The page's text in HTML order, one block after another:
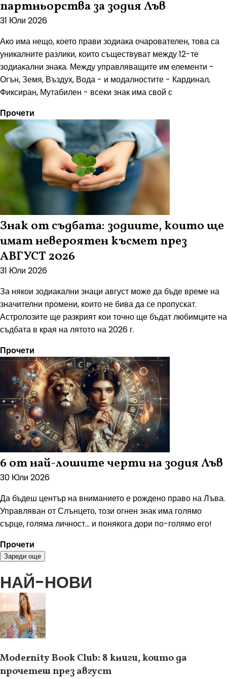
партньорства за зодия Лъв
31 Юли 2026
Ако има нещо, което прави зодиака очарователен, това са
уникалните разлики, които съществуват между 12-те
зодиакални знака. Между управляващите им елементи -
Огън, Земя, Въздух, Вода - и модалностите - Кардинал,
Фиксиран, Мутабилен - всеки знак има свой с
Прочети
Знак от съдбата: зодиите, които ще
имат невероятен късмет през
АВГУСТ 2026
31 Юли 2026
За някои зодиакални знаци август може да бъде време на
значителни промени, които не бива да се пропускат.
Астролозите ще разкрият кои точно ще бъдат любимците на
съдбата в края на лятото на 2026 г.
Прочети
6 от най-лошите черти на зодия Лъв
30 Юли 2026
Да бъдеш център на вниманието е рождено право на Лъва.
Управляван от Слънцето, този огнен знак има голямо
сърце, голяма личност... и понякога дори по-голямо его!
Прочети
Зареди още
НАЙ-НОВИ
Modernity Book Club: 8 книги, които да
прочетеш през август